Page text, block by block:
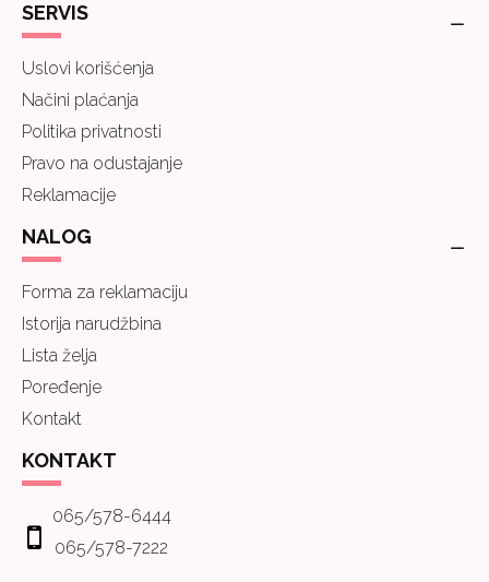
SERVIS
Uslovi korišćenja
Načini plaćanja
Politika privatnosti
Pravo na odustajanje
Reklamacije
NALOG
Forma za reklamaciju
Istorija narudžbina
Lista želja
Poređenje
Kontakt
KONTAKT
065/578-6444
065/578-7222